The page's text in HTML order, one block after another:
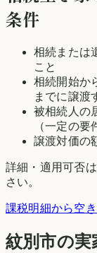
条件
相続または
こと
相続開始か
までに譲渡
被相続人の
（一定の要
譲渡対価の
詳細・適用可否
さい。
課税明細から空
紋別市の